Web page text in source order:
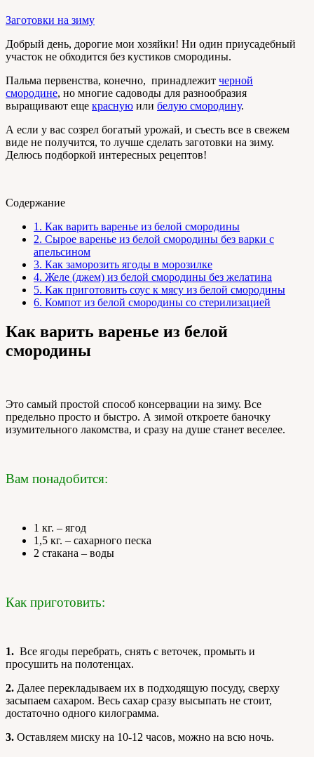
Заготовки на зиму
Добрый день, дорогие мои хозяйки! Ни один приусадебный
участок не обходится без кустиков смородины.
Пальма первенства, конечно, принадлежит черной
смородине, но многие садоводы для разнообразия
выращивают еще красную или белую смородину.
А если у вас созрел богатый урожай, и съесть все в свежем
виде не получится, то лучше сделать заготовки на зиму.
Делюсь подборкой интересных рецептов!
Содержание
1. Как варить варенье из белой смородины
2. Сырое варенье из белой смородины без варки с
апельсином
3. Как заморозить ягоды в морозилке
4. Желе (джем) из белой смородины без желатина
5. Как приготовить соус к мясу из белой смородины
6. Компот из белой смородины со стерилизацией
Как варить варенье из белой
смородины
Это самый простой способ консервации на зиму. Все
предельно просто и быстро. А зимой откроете баночку
изумительного лакомства, и сразу на душе станет веселее.
Вам понадобится:
1 кг. – ягод
1,5 кг. – сахарного песка
2 стакана – воды
Как приготовить:
1. Все ягоды перебрать, снять с веточек, промыть и
просушить на полотенцах.
2. Далее перекладываем их в подходящую посуду, сверху
засыпаем сахаром. Весь сахар сразу высыпать не стоит,
достаточно одного килограмма.
3. Оставляем миску на 10-12 часов, можно на всю ночь.